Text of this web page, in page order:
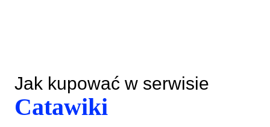
Jak kupować w serwisie
Catawiki